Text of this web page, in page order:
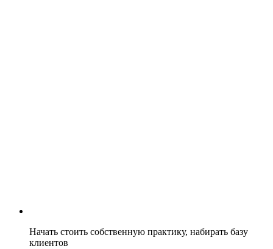
Начать стоить собственную практику, набирать базу
клиентов